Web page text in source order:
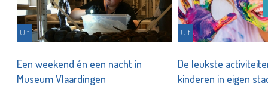
Uit
Een weekend én een nacht in
Museum Vlaardingen
Uit
De leukste
kinderen in eigen